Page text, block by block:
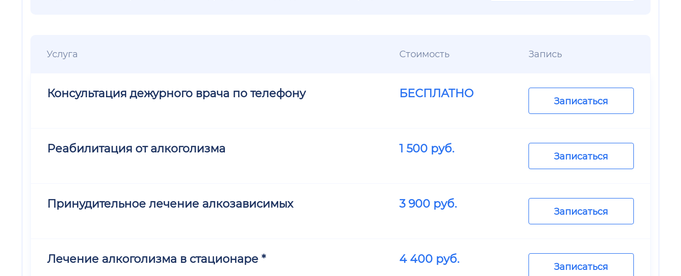
Услуга Стоимость Запись
Консультация дежурного врача по телефону БЕСПЛАТНО
Записаться
Реабилитация от алкоголизма 1 500руб.
Записаться
Принудительное лечение алкозависимых 3 900руб.
Записаться
Лечение алкоголизма в стационаре * 4 400руб.
Записаться